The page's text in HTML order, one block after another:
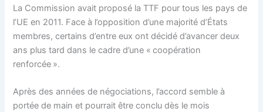
La Commission avait proposé la TTF pour tous les pays de
l’UE en 2011. Face à l’opposition d’une majorité d’États
membres, certains d’entre eux ont décidé d’avancer deux
ans plus tard dans le cadre d’une « coopération
renforcée ».
Après des années de négociations, l’accord semble à
portée de main et pourrait être conclu dès le mois